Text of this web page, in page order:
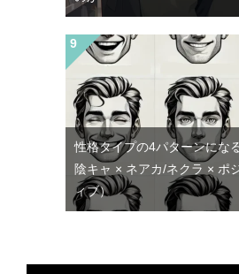
性格タイプの4パターンにな
陰キャ × ネアカ/ネクラ × ポ
ィブ）